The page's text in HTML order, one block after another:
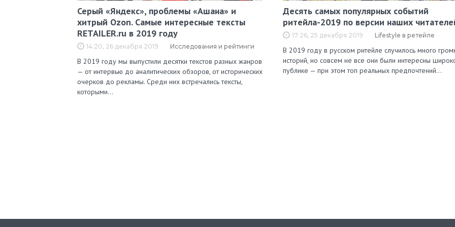
Серый «Яндекс», проблемы «Ашана» и
хитрый Ozon. Самые интересные тексты
RETAILER.ru в 2019 году
14:20, 26 декабря 2019 Исследования и рейтинги
В 2019 году мы выпустили десятки текстов разных жанров
— от интервью до аналитических обзоров, от исторических
очерков до рекламы. Среди них встречались тексты,
которыми…
Десять самых популярных событий
ритейла-2019 по версии наших
17:26, 25 декабря 2019 Lifestyle в ретейле
В 2019 году в русском ритейле случилось много
историй, но совсем не все они были интересны
публике — при этом топ реальных предпочтений…